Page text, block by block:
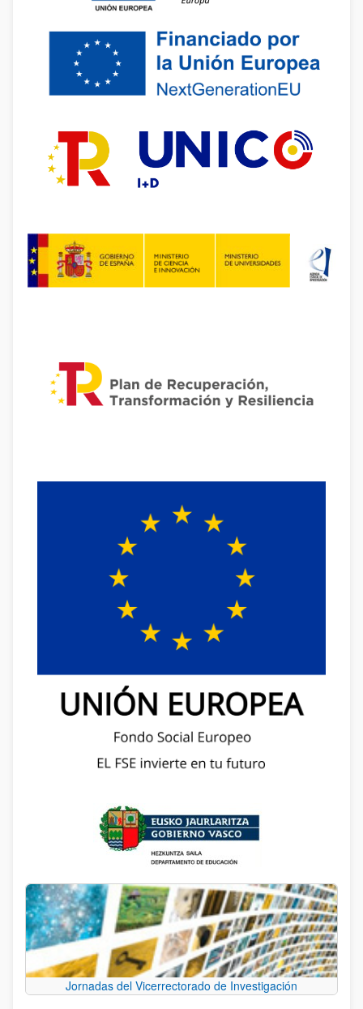
Jornadas del Vicerrectorado de Investigación